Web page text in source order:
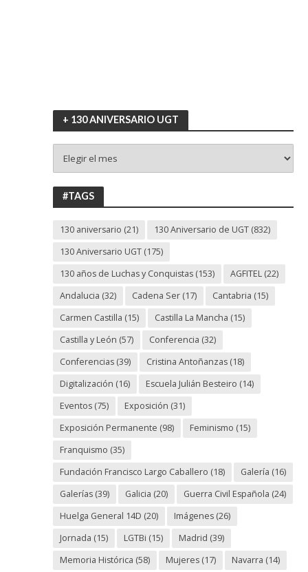
+ 130 ANIVERSARIO UGT
130
ANIVERSARIO
UGT
#TAGS
130 aniversario (21) 130 Aniversario de UGT(832)
130 Aniversario UGT(175)
130 años de Luchas y Conquistas(153) AGFITEL(22)
Andalucia (32) Cadena Ser(17) Cantabria (15)
Carmen Castilla (15) Castilla La Mancha (15)
Castilla y León (57) Conferencia (32)
Conferencias(39) Cristina Antoñanzas(18)
Digitalización (16) Escuela Julián Besteiro (14)
Eventos(75) Exposición (31)
Exposición Permanente (98) Feminismo (15)
Franquismo (35)
Fundación Francisco Largo Caballero (18) Galería (16)
Galerías(39) Galicia (20) Guerra Civil Española (24)
Huelga General 14D (20) Imágenes(26)
Jornada (15) LGTBi (15) Madrid (39)
Memoria Histórica (58) Mujeres(17) Navarra (14)